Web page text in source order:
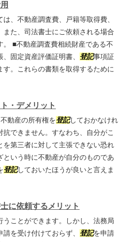
は、不動産調査費、戸籍等取得費、
た、司法書士にご依頼される場合
。 ■不動産調査費相続財産である不
固定資産評価証明書、 登記事項証
。これらの書類を取得するために
・デメリット
動産の所有権を登記しておかなけれ
できません。すなわち、自分がこ
を第三者に対して主張できない恐れ
いう時に不動産が自分のものであ
登記しておいたほうが良いと言えま
に依頼するメリット
うことができます。しかし、法務局
請を受け付けておらず、 登記を申請